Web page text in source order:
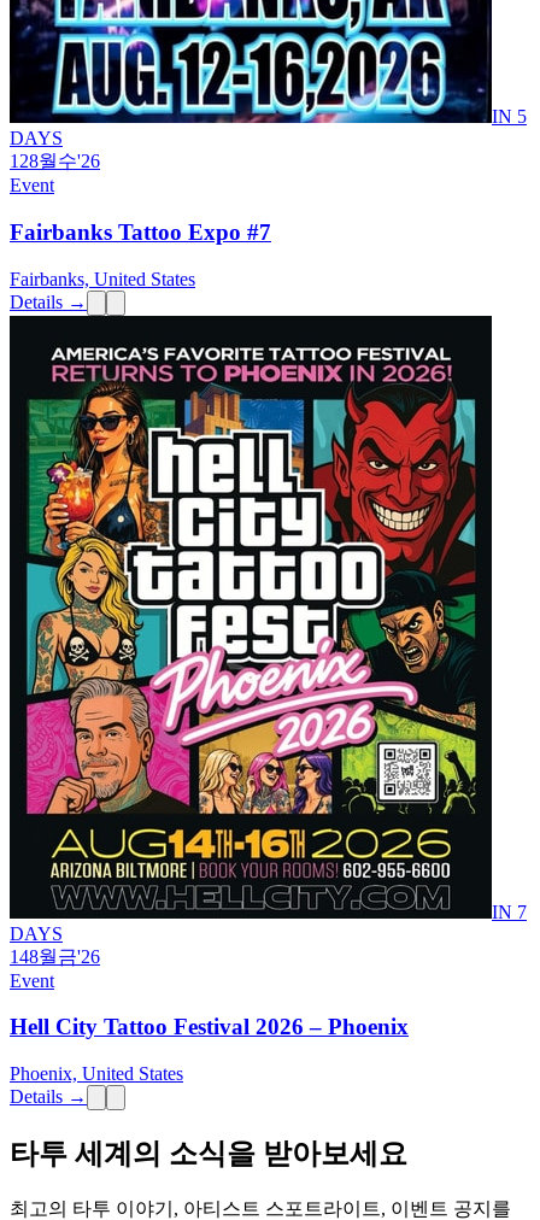
IN 5
DAYS
128월수'26
Event
Fairbanks Tattoo Expo #7
Fairbanks, United States
Details →
IN 7
DAYS
148월금'26
Event
Hell City Tattoo Festival 2026 – Phoenix
Phoenix, United States
Details →
타투 세계의 소식을 받아보세요
최고의 타투 이야기, 아티스트 스포트라이트, 이벤트 공지를